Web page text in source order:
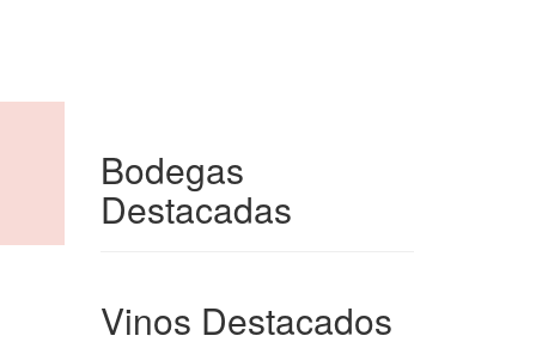
Bodegas
Destacadas
Vinos Destacados